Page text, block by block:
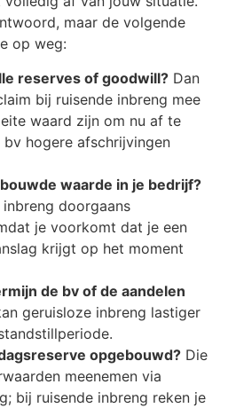
maar de volgende
op weg:
reserves of goodwill? Dan
bij ruisende inbreng mee
waard zijn om nu af te
hogere afschrijvingen
waarde in je bedrijf?
doorgaans
je voorkomt dat je een
krijgt op het moment
de bv of de aandelen
geruisloze inbreng lastiger
opgebouwd? Die
meenemen via
bij ruisende inbreng reken je